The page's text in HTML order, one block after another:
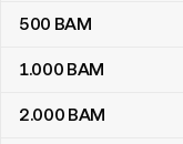
500 BAM
1.000 BAM
2.000 BAM